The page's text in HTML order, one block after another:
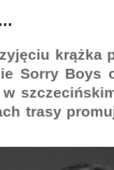
krążka
Sorry Boys
trasy